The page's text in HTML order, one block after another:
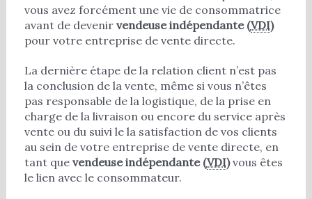
vous avez forcément une vie de consommatrice
avant de devenir vendeuse indépendante (VDI)
pour votre entreprise de vente directe.
La dernière étape de la relation client n’est pas
la conclusion de la vente, même si vous n’êtes
pas responsable de la logistique, de la prise en
charge de la livraison ou encore du service après
vente ou du suivi le la satisfaction de vos clients
au sein de votre entreprise de vente directe, en
tant que vendeuse indépendante (VDI)vous êtes
le lien avec le consommateur.